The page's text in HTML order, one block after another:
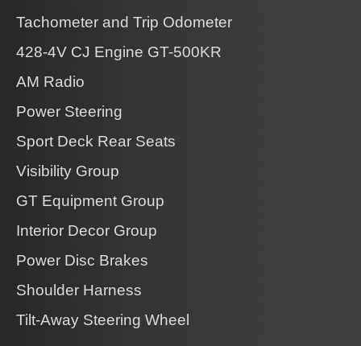
Tachometer and Trip Odometer
428-4V CJ Engine GT-500KR
AM Radio
Power Steering
Sport Deck Rear Seats
Visibility Group
GT Equipment Group
Interior Decor Group
Power Disc Brakes
Shoulder Harness
Tilt-Away Steering Wheel